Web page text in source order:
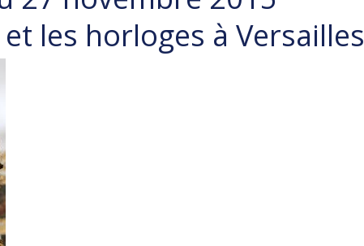
les horloges à Versailles